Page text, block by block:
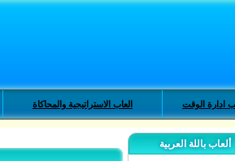
العاب الاستراتيجية والمحاكاة ادارة الوقت
ألعاب باللة العربية